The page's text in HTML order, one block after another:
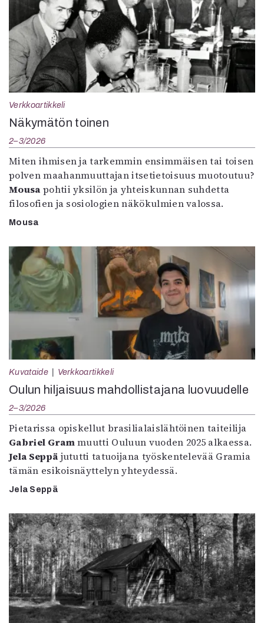
Verkkoartikkeli
Näkymätön toinen
2–3/2026
Miten ihmisen ja tarkemmin ensimmäisen tai toisen
polven maahanmuuttajan itsetietoisuus muotoutuu?
Mousa pohtii yksilön ja yhteiskunnan suhdetta
filosofien ja sosiologien näkökulmien valossa.
Mousa
Kuvataide Verkkoartikkeli
Oulun hiljaisuus mahdollistajana luovuudelle
2–3/2026
Pietarissa opiskellut brasilialaislähtöinen taiteilija
Gabriel Grammuutti Ouluun vuoden 2025 alkaessa.
Jela Seppä jututti tatuoijana työskentelevää Gramia
tämän esikoisnäyttelyn yhteydessä.
Jela Seppä